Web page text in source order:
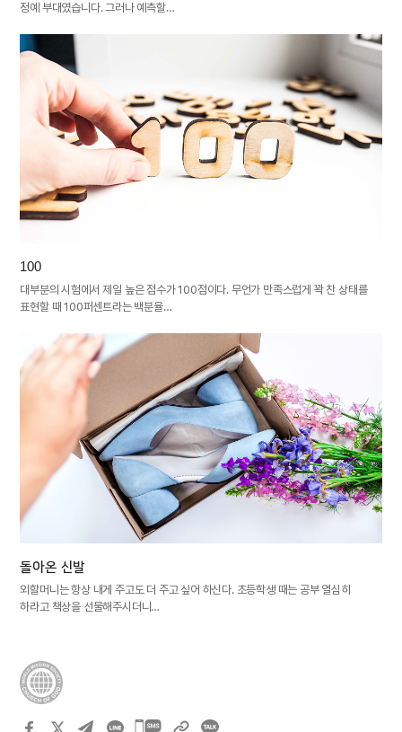
정예 부대였습니다. 그러나 예측할…
100
대부분의 시험에서 제일 높은 점수가 100점이다. 무언가 만족스럽게 꽉 찬 상태를
표현할 때 100퍼센트라는 백분율…
돌아온 신발
외할머니는 항상 내게 주고도 더 주고 싶어 하신다. 초등학생 때는 공부 열심히
하라고 책상을 선물해주시더니…
카카오톡